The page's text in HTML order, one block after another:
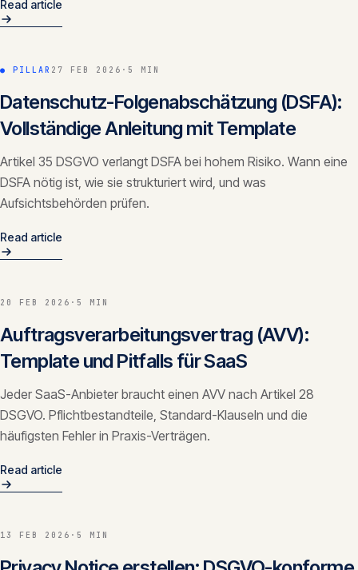
Read article
● PILLAR 27 FEB 2026 · 5 MIN
Datenschutz-Folgenabschätzung (DSFA):
Vollständige Anleitung mit Template
Artikel 35 DSGVO verlangt DSFA bei hohem Risiko. Wann eine
DSFA nötig ist, wie sie strukturiert wird, und was
Aufsichtsbehörden prüfen.
Read article
20 FEB 2026 · 5 MIN
Auftragsverarbeitungsvertrag (AVV):
Template und Pitfalls für SaaS
Jeder SaaS-Anbieter braucht einen AVV nach Artikel 28
DSGVO. Pflichtbestandteile, Standard-Klauseln und die
häufigsten Fehler in Praxis-Verträgen.
Read article
13 FEB 2026 · 5 MIN